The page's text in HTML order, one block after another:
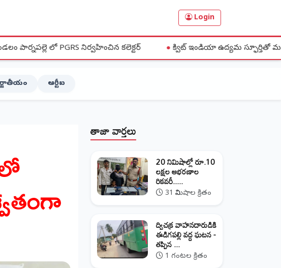
Login
PGRS నిర్వహించిన కలెక్టర్ ●క్విట్ ఇండియా ఉద్యమ స్ఫూర్తితో మహిళలు ఐక్య
ఆర్టీఐ
తాజా వార్తలు
20 నిమిషాల్లో రూ.10
లక్షల ఆభరణాల
రికవరీ.....
31 నిమిషాల క్రితం
ద్విచక్ర వాహనదారుడికి
ఈడిగపల్లి వద్ద ఘటన -
తప్పిన ...
1 గంటల క్రితం